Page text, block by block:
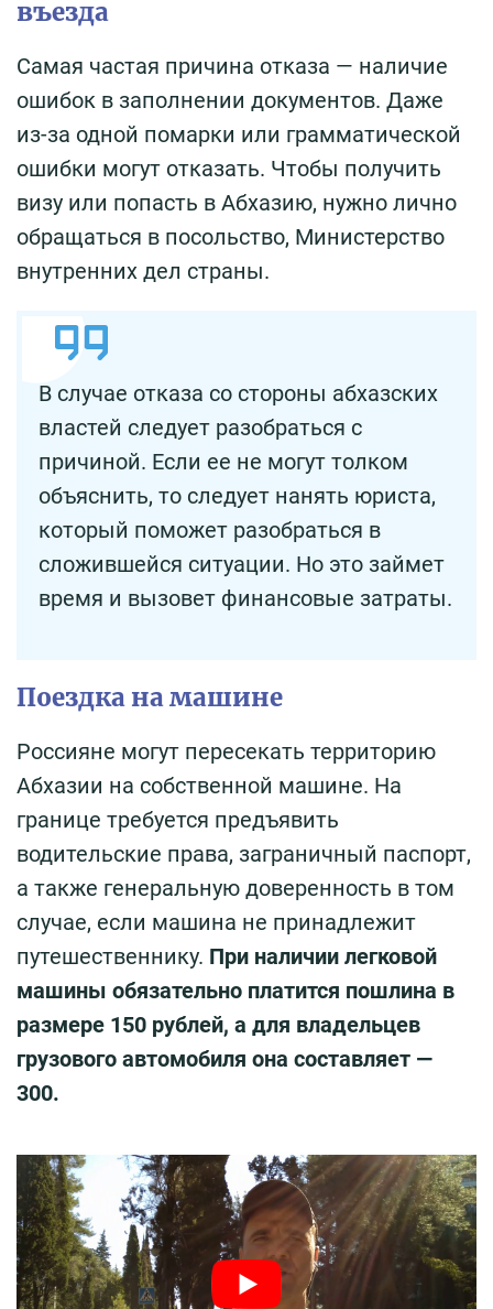
въезда
Самая частая причина отказа — наличие
ошибок в заполнении документов. Даже
из-за одной помарки или грамматической
ошибки могут отказать. Чтобы получить
визу или попасть в Абхазию, нужно лично
обращаться в посольство, Министерство
внутренних дел страны.
В случае отказа со стороны абхазских
властей следует разобраться с
причиной. Если ее не могут толком
объяснить, то следует нанять юриста,
который поможет разобраться в
сложившейся ситуации. Но это займет
время и вызовет финансовые затраты.
Поездка на машине
Россияне могут пересекать территорию
Абхазии на собственной машине. На
границе требуется предъявить
водительские права, заграничный паспорт,
а также генеральную доверенность в том
случае, если машина не принадлежит
путешественнику. При наличии легковой
машины обязательно платится пошлина в
размере 150 рублей, а для владельцев
грузового автомобиля она составляет —
300.